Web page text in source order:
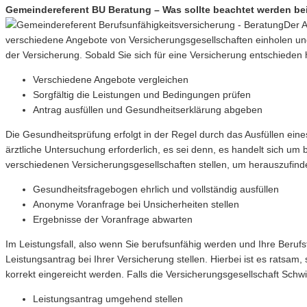
Gemeindereferent BU Beratung – Was sollte beachtet werden
Der
verschiedene Angebote von Versicherungsgesellschaften einholen
der Versicherung. Sobald Sie sich für eine Versicherung
Verschiedene Angebote vergleichen
Sorgfältig die Leistungen und Bedingungen prüfen
Antrag ausfüllen und Gesundheitserklärung abgeben
Die Gesundheitsprüfung erfolgt in der Regel durch das Ausfüllen
ärztliche Untersuchung erforderlich, es sei denn, es handelt sich
verschiedenen Versicherungsgesellschaften stellen, um
Gesundheitsfragebogen ehrlich und vollständig ausfüllen
Anonyme Voranfrage bei Unsicherheiten stellen
Ergebnisse der Voranfrage abwarten
Im Leistungsfall, also wenn Sie berufsunfähig werden und Ihre
Leistungsantrag bei Ihrer Versicherung stellen. Hierbei ist es
korrekt eingereicht werden. Falls die Versicherungsgesellschaft
Leistungsantrag umgehend stellen